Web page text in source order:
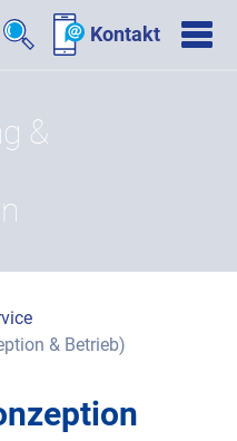
Kontakt
&
& Betrieb)